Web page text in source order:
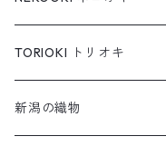
コイオキ in 小千谷縮
もちねこ
ちゃめねこ
TORIOKI トリオキ
新潟の織物